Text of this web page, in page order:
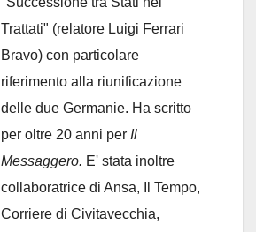
Trattati" (relatore Luigi Ferrari
Bravo) con particolare
riferimento alla riunificazione
delle due Germanie. Ha scritto
per oltre 20 anni per Il
Messaggero. E' stata inoltre
collaboratrice di Ansa, Il Tempo,
Corriere di Civitavecchia,